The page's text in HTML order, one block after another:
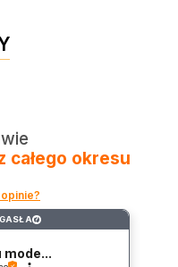
całego okresu
?
mode...